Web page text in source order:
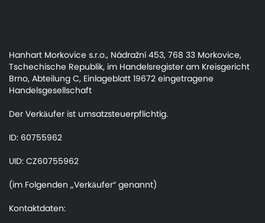
Hanhart Morkovice s.r.o., Nádražní 453, 768 33 Morkovice,
Tschechische Republik, im Handelsregister am Kreisgericht
Brno, Abteilung C, Einlageblatt 19672 eingetragene
Handelsgesellschaft
Der Verkäufer ist umsatzsteuerpflichtig.
ID: 60755962
UID: CZ60755962
(im Folgenden „Verkäufer“ genannt)
Kontaktdaten: